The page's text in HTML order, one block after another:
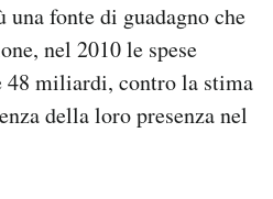
fonte di guadagno che
nel 2010 le spese
48 miliardi, contro la stima
della loro presenza nel